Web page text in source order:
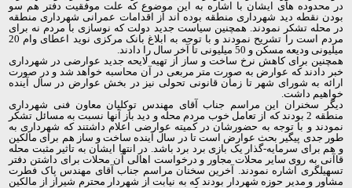
در محدوده های ایشان با اشاره به این موضوع که علت موفقیت دفتر هم سو
بودن نقطه دید شهرداری منطقه بوده اند از اقدامات عمرانی شهرداری منطقه
در محله تشکر نمودند. همچنین سیاست جدید دولت که نوسازی با مردم نه برای
مردم است را تشریح نمودند و با توجه به ابلاغ بانک مرکزی نوید اعطای وام 20
میلیونی ودیعه مسکن و 50 میلیونی تا آخر سال را دادند.
همچنین برای کاهش نرخ ساخت و ساز از تهیه لایحه جدید عوارضی در شهرداری
خبر دادند که عوارض به صورت متر مربعی در آن محاسبه خواهد شد و در صورت
ارائه به شورای شهر تا زمان قانونی تحولی نیز در بخش عوارض در سال آینده
خواهیم داشت.
دیگر سخنران این مراسم جناب آقای مهندس توکلیان معاون فنی شهرداری
منطقه 2 بودند که از تعامل خوب مردم محله و دید باز آنها نسبت به مسائل تشکر
نمودند و با توجه به حضورشان در کمیته عوارضی اعلام داشتند که شهرداری به
طور جدی پیگیر بحث عوارض است تا در سال آینده ساخت و ساز هم برای مالکین
و هم برای سرمایه-گذار یک بازی برد برد باشد. در انتها ایشان به تاثیر مثبت محله
قاآنی به روی سایر محلات مجاور و درخواست اهالی آن محلات برای داشتن دفتر
تسهیلگری اشاره نمودند. آخرین سخنان مراسم جناب آقای مهندس پاک فطرت
مشاور و مدیر حوزه شهردار بودند که به نیابت از شهردار محترم شیراز از مالکین